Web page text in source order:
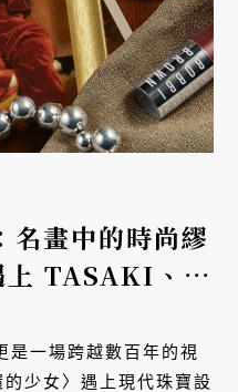
名畫中的時尚繆
TASAKI、
是一場跨越數百年的視
少女〉遇上現代珠寶設